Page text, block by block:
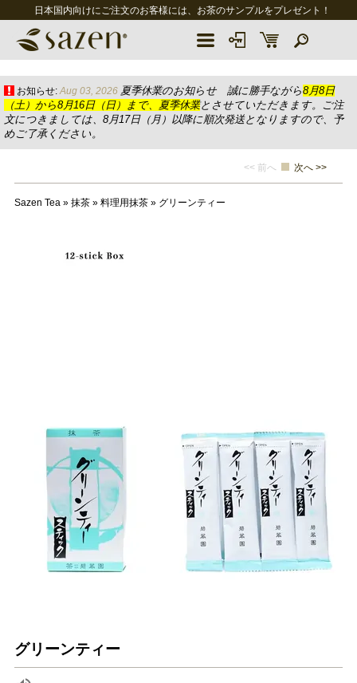
日本国内向けにご注文のお客様には、お茶のサンプルをプレゼント！
お知らせ: Aug 03, 2026 夏季休業のお知らせ 誠に勝手ながら8月8日
（土）から8月16日（日）まで、夏季休業とさせていただきます。ご注
文につきましては、8月17日（月）以降に順次発送となりますので、予
めご了承ください。
<< 前へ 次へ >>
Sazen Tea» 抹茶» 料理用抹茶» グリーンティー
グリーンティー